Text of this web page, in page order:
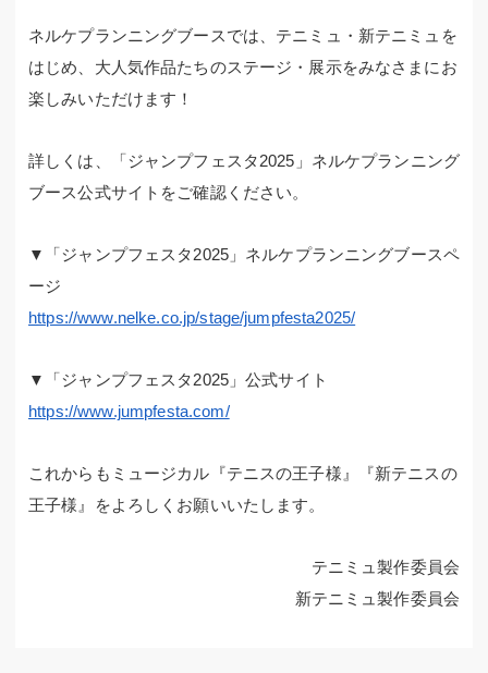
ネルケプランニングブースでは、テニミュ・新テニミュを
はじめ、大人気作品たちのステージ・展示をみなさまにお
楽しみいただけます！
詳しくは、「ジャンプフェスタ2025」ネルケプランニング
ブース公式サイトをご確認ください。
▼「ジャンプフェスタ2025」ネルケプランニングブースペ
ージ
https://www.nelke.co.jp/stage/jumpfesta2025/
▼「ジャンプフェスタ2025」公式サイト
https://www.jumpfesta.com/
これからもミュージカル『テニスの王子様』『新テニスの
王子様』をよろしくお願いいたします。
テニミュ製作委員会
新テニミュ製作委員会